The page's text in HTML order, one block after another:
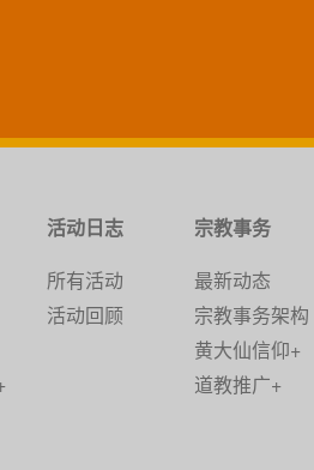
活动日志
所有活动
活动回顾
宗教事务
最新动态
宗教事务架构
黄大仙信仰+
道教推广+